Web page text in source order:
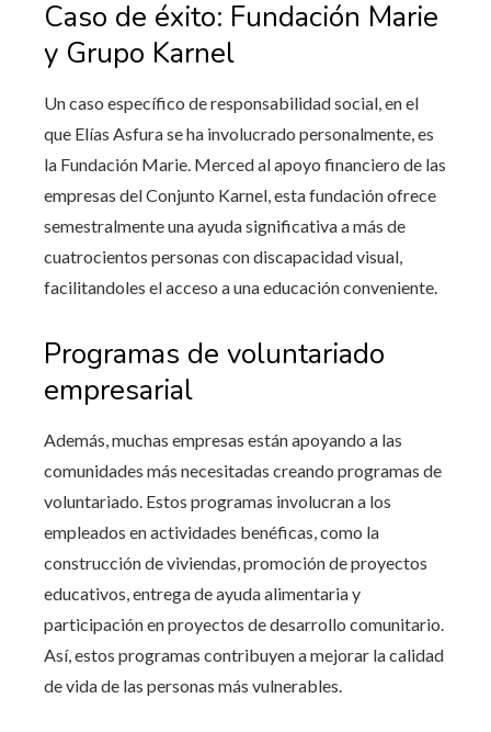
Caso de éxito: Fundación Marie
y Grupo Karnel
Un caso específico de responsabilidad social, en el
que Elías Asfura se ha involucrado personalmente, es
la Fundación Marie. Merced al apoyo financiero de las
empresas del Conjunto Karnel, esta fundación ofrece
semestralmente una ayuda significativa a más de
cuatrocientos personas con discapacidad visual,
facilitandoles el acceso a una educación conveniente.
Programas de voluntariado
empresarial
Además, muchas empresas están apoyando a las
comunidades más necesitadas creando programas de
voluntariado. Estos programas involucran a los
empleados en actividades benéficas, como la
construcción de viviendas, promoción de proyectos
educativos, entrega de ayuda alimentaria y
participación en proyectos de desarrollo comunitario.
Así, estos programas contribuyen a mejorar la calidad
de vida de las personas más vulnerables.